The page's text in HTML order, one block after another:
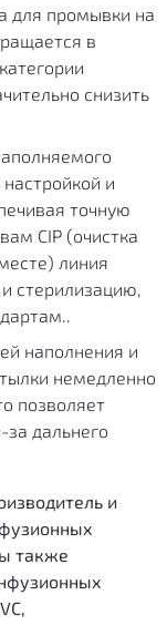
для промывки на
в
снизить
​​и
точную
CIP (очистка
линия
стерилизацию,
наполнения и
немедленно
позволяет
за дальнего
и
также